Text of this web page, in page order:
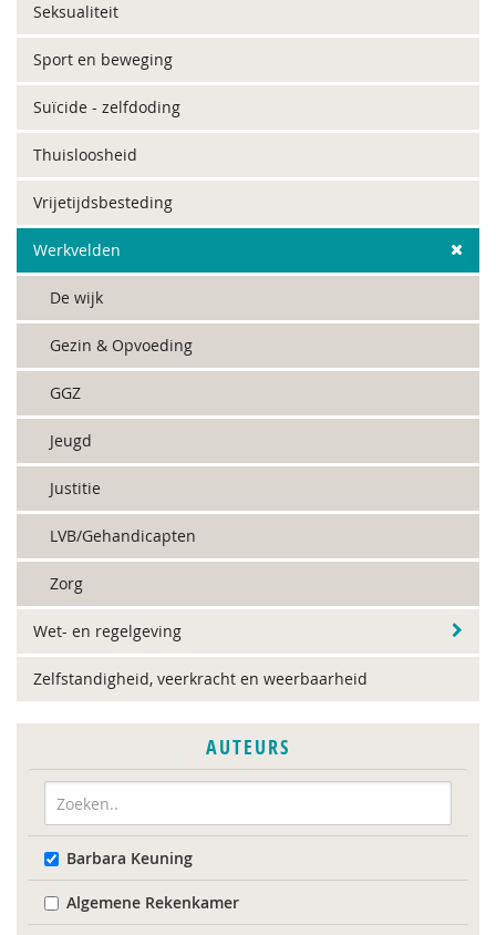
Seksualiteit
Sport en beweging
Suïcide - zelfdoding
Thuisloosheid
Vrijetijdsbesteding
Werkvelden
De wijk
Gezin & Opvoeding
GGZ
Jeugd
Justitie
LVB/Gehandicapten
Zorg
Wet- en regelgeving
Zelfstandigheid, veerkracht en weerbaarheid
AUTEURS
Barbara Keuning
Algemene Rekenkamer